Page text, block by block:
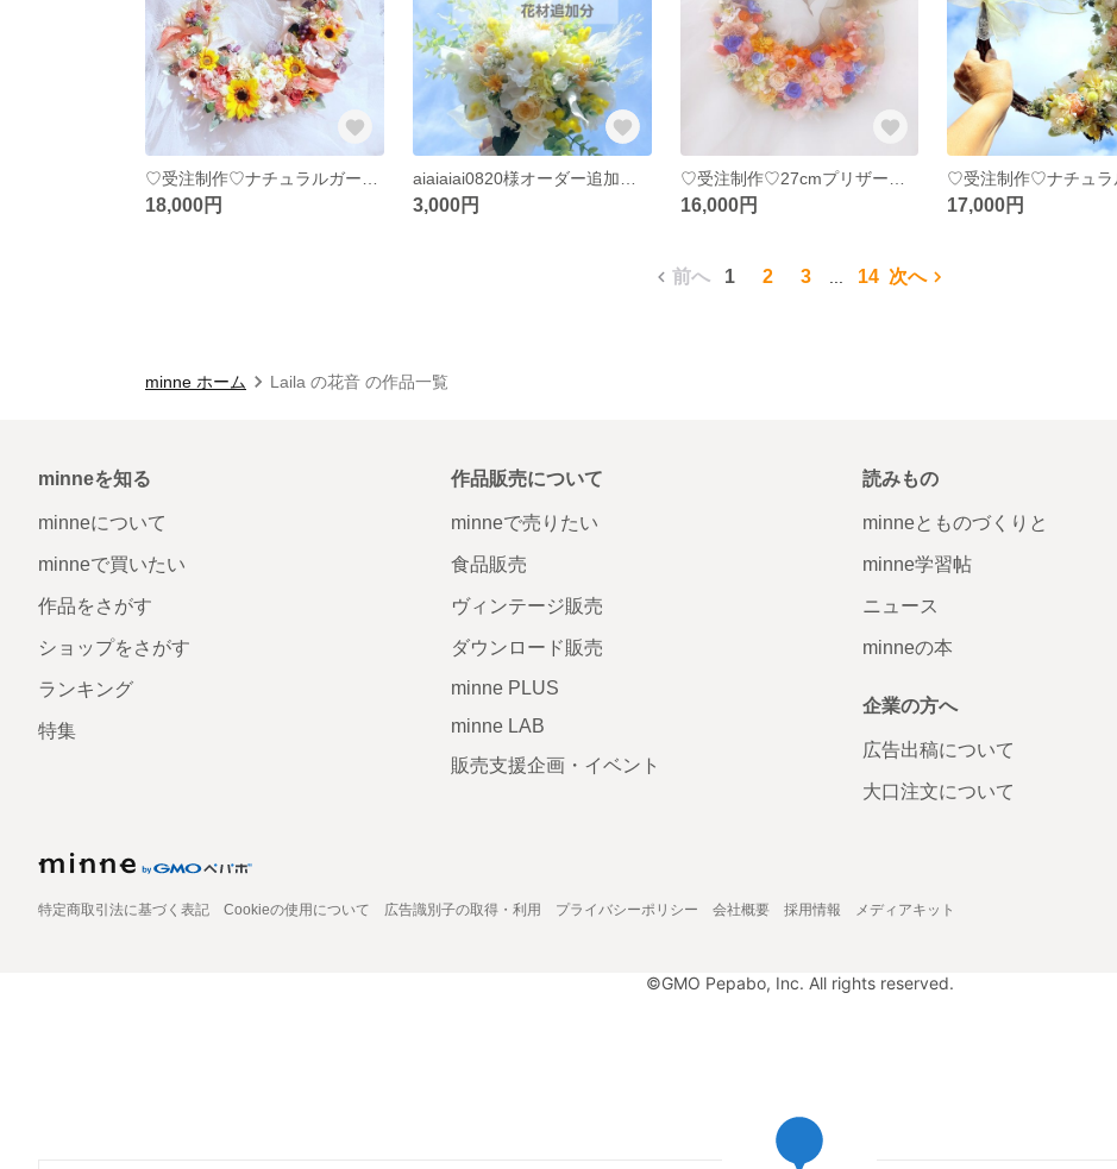
18,000円 3,000円 16,000円 17,000円
前へ 1 2 3 14 次へ
minne ホーム Laila の花音 の作品一覧
minneを知る
minneについて
minneで買いたい
作品をさがす
ショップをさがす
ランキング
特集
作品販売について
minneで売りたい
食品販売
ヴィンテージ販売
ダウンロード販売
minne PLUS
minne LAB
販売支援企画・イベント
読みもの
minneとものづくりと
minne学習帖
ニュース
minneの本
企業の方へ
広告出稿について
大口注文について
特定商取引法に基づく表記 Cookieの使用について 広告識別子の取得・利用 プライバシーポリシー 会社概要 採用情報 メディアキット
©GMO Pepabo, Inc. All rights reserved.